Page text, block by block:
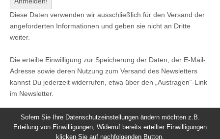
Diese Daten verwenden wir ausschließlich für den Versand der
angeforderten Informationen und geben sie nicht an Dritte
weiter.
Die erteilte Einwilligung zur Speicherung der Daten, der E-Mail-
Adresse sowie deren Nutzung zum Versand des Newsletters
kannst Du jederzeit widerrufen, etwa über den „Austragen“-Link
im Newsletter.
Sofern Sie Ihre Datenschutzeinstellungen ändern möchten z.B.
Erteilung von Einwilligungen, Widerruf bereits erteilter Einwilligungen
klicken Sie auf nachfolgenden Button.